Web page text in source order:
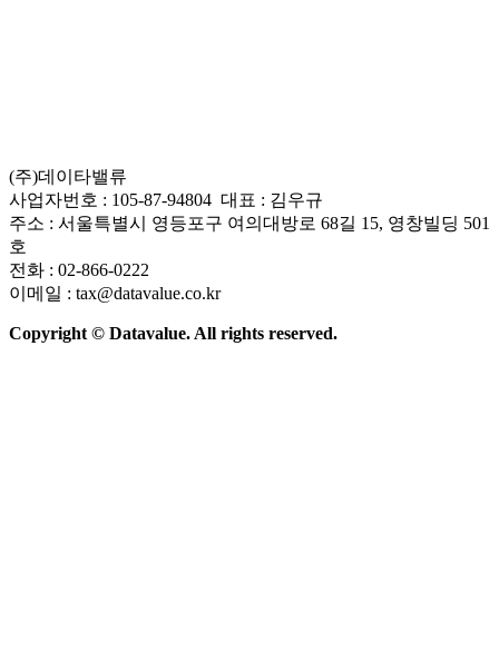
(주)데이타밸류
사업자번호 : 105-87-94804 대표 : 김우규
주소 : 서울특별시 영등포구 여의대방로 68길 15, 영창빌딩 501
호
전화 : 02-866-0222
이메일 : tax@datavalue.co.kr
Copyright © Datavalue. All rights reserved.